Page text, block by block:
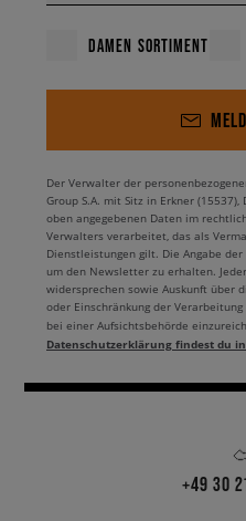
DAMEN SORTIMENT
Der Verwalter der
Group S.A. mit Sitz in Erkner (15537),
oben angegebenen Daten im
Verwalters verarbeitet, das als
Dienstleistungen gilt. Die Angabe
um den Newsletter zu erhalten.
widersprechen sowie Auskunft über
oder Einschränkung der
bei einer Aufsichtsbehörde
Datenschutzerklärung findest du
+49 30